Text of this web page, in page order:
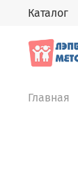
Каталог
Главная